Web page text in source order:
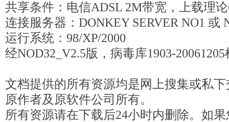
共享条件：电信ADSL 2M带宽，上载理
连接服务器：DONKEY SERVER NO1 或
运行系统：98/XP/2000
经NOD32_V2.5版，病毒库1903-
文档提供的所有资源均是网上搜集或私
原作者及原软件公司所有。
所有资源请在下载后24小时内删除。如